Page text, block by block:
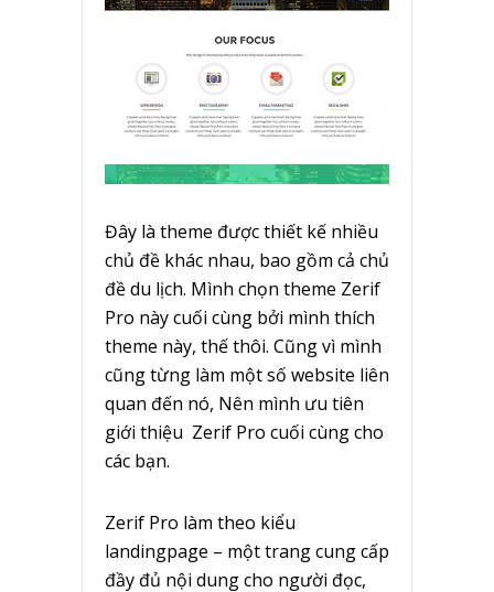
Đây là theme được thiết kế nhiều
chủ đề khác nhau, bao gồm cả chủ
đề du lịch. Mình chọn theme Zerif
Pro này cuối cùng bởi mình thích
theme này, thế thôi. Cũng vì mình
cũng từng làm một số website liên
quan đến nó, Nên mình ưu tiên
giới thiệu Zerif Pro cuối cùng cho
các bạn.
Zerif Pro làm theo kiểu
landingpage – một trang cung cấp
đầy đủ nội dung cho người đọc,